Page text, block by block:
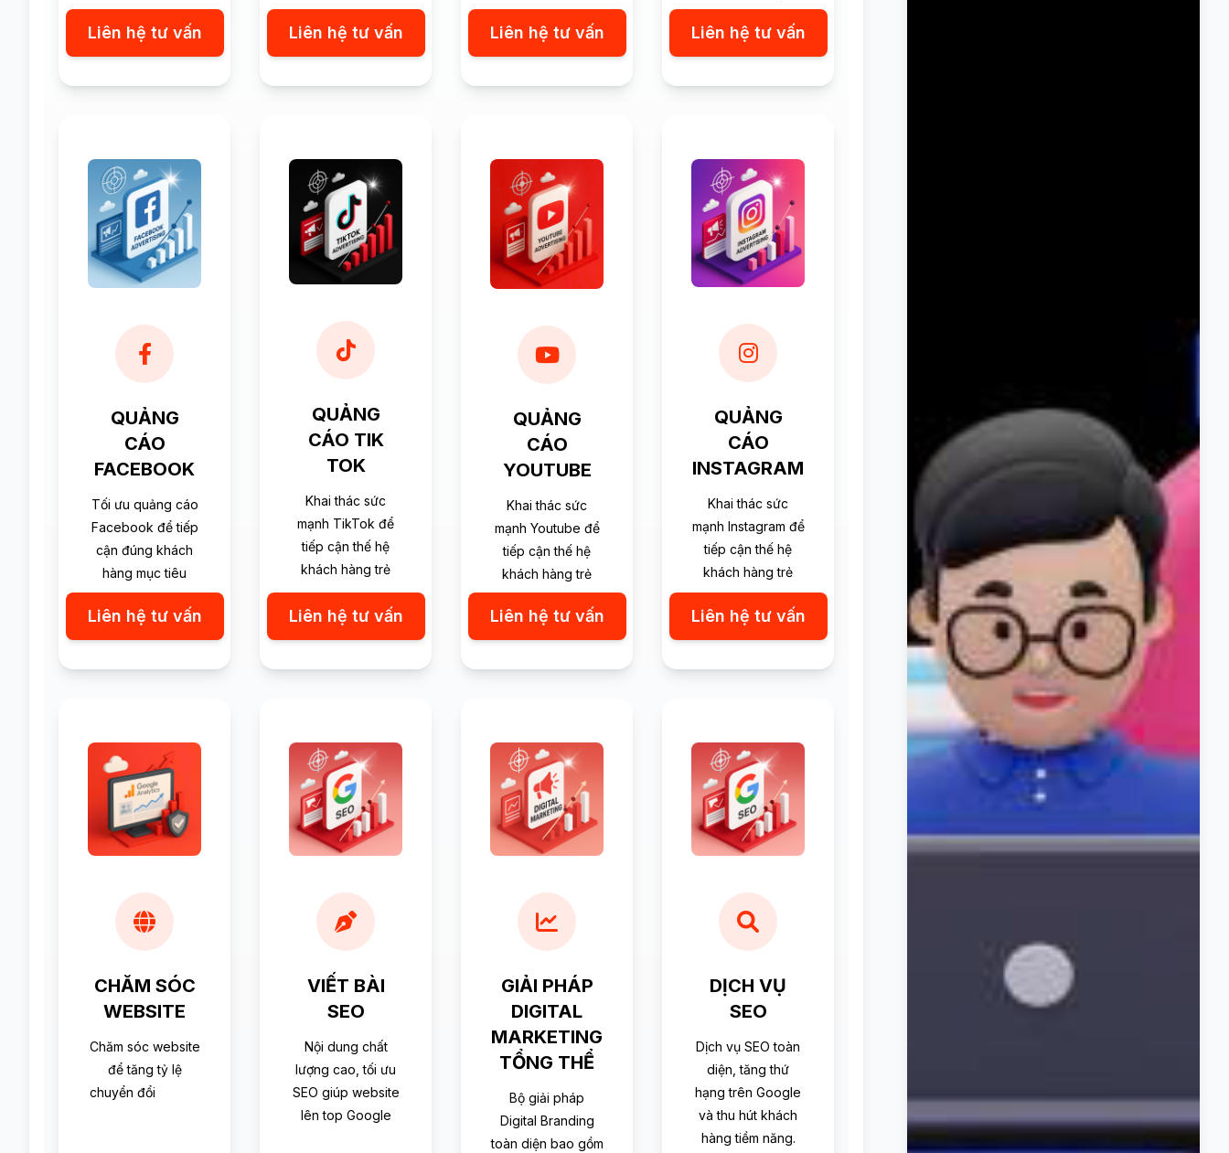
Liên hệ tư vấn Liên hệ tư vấn Liên hệ tư vấn Liên hệ tư vấn
QUẢNG
CÁO
FACEBOOK
Tối ưu quảng cáo
Facebook để tiếp
cận đúng khách
hàng mục tiêu
Liên hệ tư vấn
QUẢNG
CÁO TIK
TOK
Khai thác sức
mạnh TikTok để
tiếp cận thế hệ
khách hàng trẻ
Liên hệ tư vấn
QUẢNG
CÁO
YOUTUBE
Khai thác sức
mạnh Youtube để
tiếp cận thế hệ
khách hàng trẻ
Liên hệ tư vấn
QUẢNG
CÁO
INSTAGRAM
Khai thác sức
mạnh Instagram để
tiếp cận thế hệ
khách hàng trẻ
Liên hệ tư vấn
CHĂM SÓC
WEBSITE
Chăm sóc website
để tăng tỷ lệ
chuyển đổi
VIẾT BÀI
SEO
Nội dung chất
lượng cao, tối ưu
SEO giúp website
lên top Google
GIẢI PHÁP
DIGITAL
MARKETING
TỔNG THỂ
Bộ giải pháp
Digital Branding
toàn diện bao gồm
DỊCH VỤ
SEO
Dịch vụ SEO toàn
diện, tăng thứ
hạng trên Google
và thu hút khách
hàng tiềm năng.